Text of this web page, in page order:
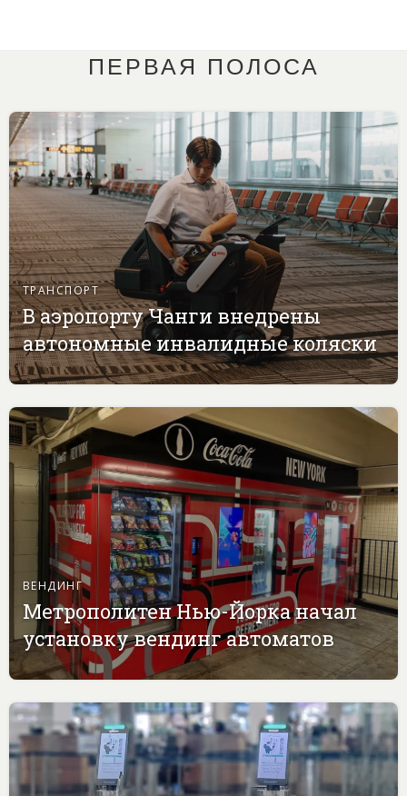
ПЕРВАЯ ПОЛОСА
ТРАНСПОРТ
В аэропорту Чанги внедрены
автономные инвалидные коляски
ВЕНДИНГ
Метрополитен Нью-Йорка начал
установку вендинг автоматов